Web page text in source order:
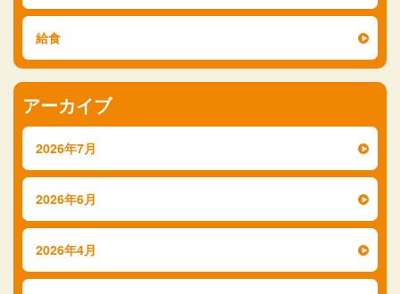
給食
アーカイブ
2026年7月
2026年6月
2026年4月